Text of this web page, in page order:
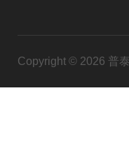
Copyright © 2026 普